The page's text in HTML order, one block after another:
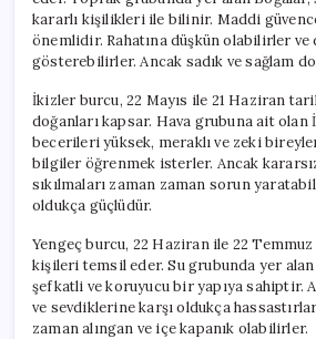
kararlı kişilikleri ile bilinir. Maddi
önemlidir. Rahatına düşkün olabilirler ve
gösterebilirler. Ancak sadık ve sağlam
İkizler burcu, 22 Mayıs ile 21 Haziran
doğanları kapsar. Hava grubuna ait
becerileri yüksek, meraklı ve zeki
bilgiler öğrenmek isterler. Ancak
sıkılmaları zaman zaman sorun
oldukça güçlüdür.
Yengeç burcu, 22 Haziran ile 22
kişileri temsil eder. Su grubunda yer alan
şefkatli ve koruyucu bir yapıya sahiptir.
ve sevdiklerine karşı oldukça
zaman alıngan ve içe kapanık olabilirler.